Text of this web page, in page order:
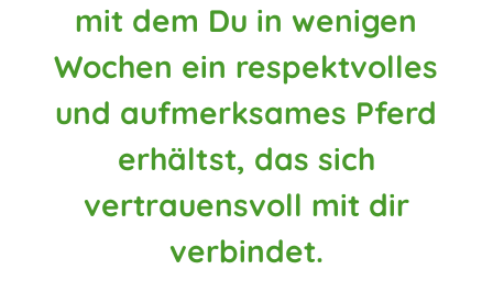
mit dem Du in wenigen
Wochen ein respektvolles
und aufmerksames Pferd
erhältst, das sich
vertrauensvoll mit dir
verbindet.